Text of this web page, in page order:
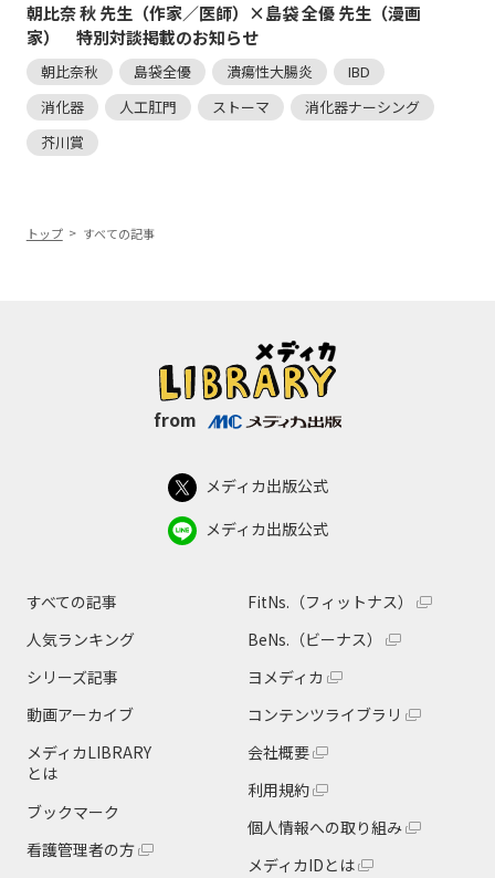
朝比奈 秋 先生（作家／医師）×島袋 全優 先生（漫画
家） 特別対談掲載のお知らせ
朝比奈秋 島袋全優 潰瘍性大腸炎
IBD
消化器
人工肛門 ストーマ
消化器ナーシング
芥川賞
トップ すべての記事
from
メディカ出版公式
メディカ出版公式
すべての記事
人気ランキング
シリーズ記事
動画アーカイブ
メディカLIBRARY
とは
ブックマーク
看護管理者の方
FitNs.（フィットナス）
BeNs.（ビーナス）
ヨメディカ
コンテンツライブラリ
会社概要
利用規約
個人情報への取り組み
メディカIDとは